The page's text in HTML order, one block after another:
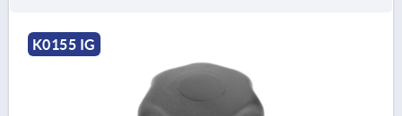
K0155 IG